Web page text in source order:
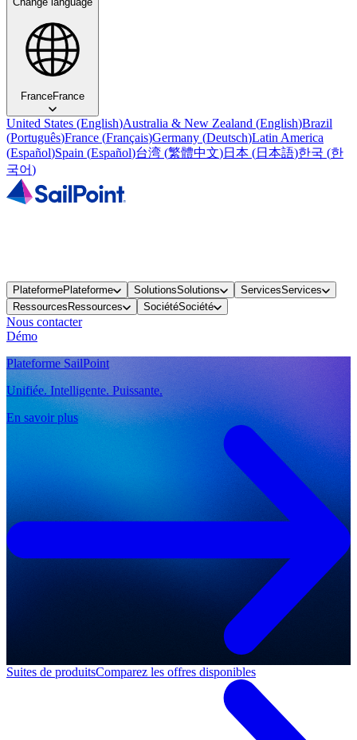
FranceFrance
United States (English)Australia & New Zealand (English)Brazil
(Português)France (Français)Germany (Deutsch)Latin America
(Español)Spain (Español)台湾 (繁體中文)日本 (日本語)한국 (한
국어)
PlateformePlateforme SolutionsSolutions ServicesServices
Ressources Ressources SociétéSociété
Nous contacter
Démo
Plateforme SailPoint
Unifiée. Intelligente. Puissante.
En savoir plus
Suites de produitsComparez les offres disponibles